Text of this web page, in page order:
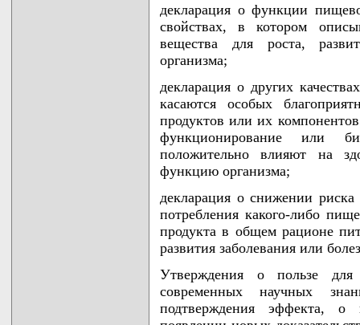
декларация о функции
свойствах, в котором
вещества для роста,
организма;
декларация о других
касаются особых
продуктов или их
функционирование или
положительно влияют на
функцию организма;
декларация о снижении риска
потребления какого-либо
продукта в общем рационе
развития заболевания или
Утверждения о пользе
современных научных
подтверждения эффекта,